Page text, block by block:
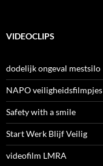
VIDEOCLIPS
dodelijk ongeval mestsilo
NAPO veiligheidsfilmpjes
Safety with a smile
Start Werk Blijf Veilig
videofilm LMRA